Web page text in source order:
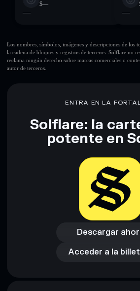
$—
— —
Los nombres, símbolos, imágenes y descripciones de los
la cadena de bloques y registros de terceros. Solflare no
reclama ningún derecho sobre marcas comerciales o
autor de terceros.
ENTRA EN LA
Solflare: la
potente en
Descargar
Descargar
Acceder a la
Acceder a la